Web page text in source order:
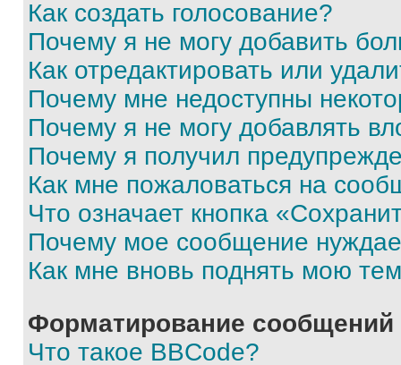
Как создать голосование?
Почему я не могу добавить
Как отредактировать или
Почему мне недоступны
Почему я не могу добавлять
Почему я получил
Как мне пожаловаться на
Что означает кнопка
Почему мое сообщение
Как мне вновь поднять мою
Форматирование
Что такое BBCode?